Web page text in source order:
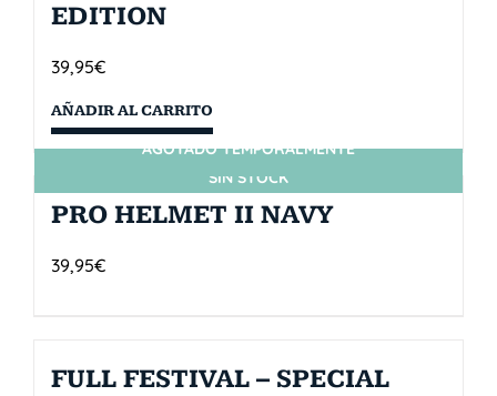
EDITION
39,95€
AÑADIR AL CARRITO
SIN STOCK
AGOTADO TEMPORALMENTE
PRO HELMET II NAVY
39,95€
FULL FESTIVAL – SPECIAL